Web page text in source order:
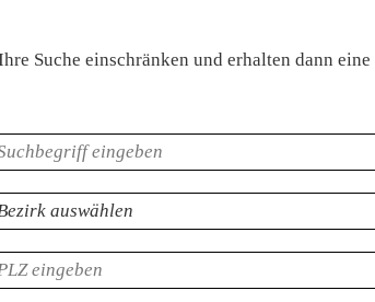
Suche einschränken und erhalten dann eine